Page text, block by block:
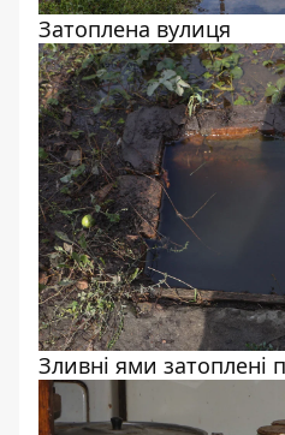
Затоплена вулиця
Зливні ями затоплені